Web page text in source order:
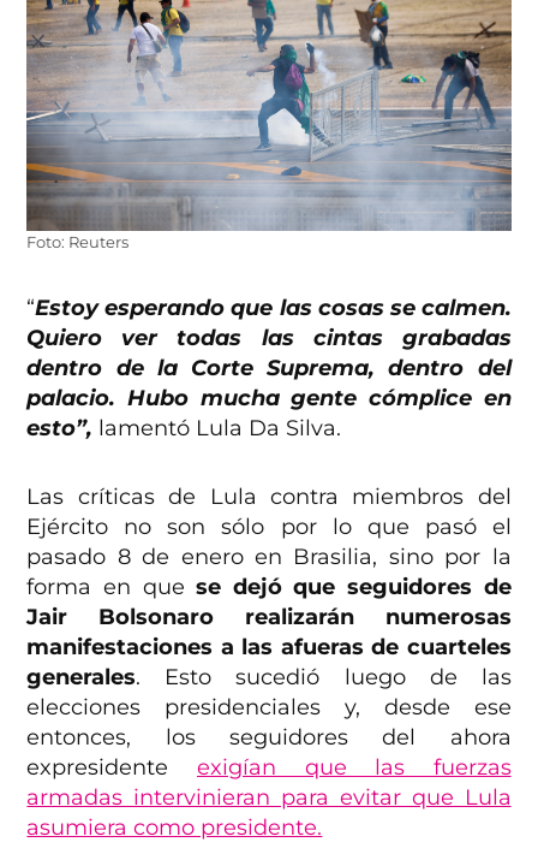
Foto: Reuters
“Estoy esperando que las cosas se calmen.
Quiero ver todas las cintas grabadas
dentro de la Corte Suprema, dentro del
palacio. Hubo mucha gente cómplice en
esto”, lamentó Lula Da Silva.
Las críticas de Lula contra miembros del
Ejército no son sólo por lo que pasó el
pasado 8 de enero en Brasilia, sino por la
forma en quese dejó que seguidores de
Jair Bolsonaro realizarán numerosas
manifestaciones a las afueras de cuarteles
generales. Esto sucedió luego de las
elecciones presidenciales y, desde ese
entonces, los seguidores del ahora
expresidente exigían que las fuerzas
armadas intervinieran para evitar que Lula
asumiera como presidente.